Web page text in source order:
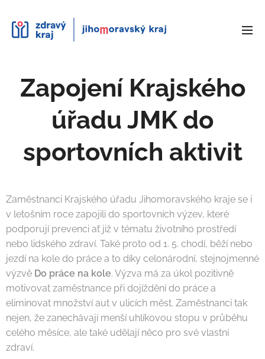
Zapojení Krajského
úřadu JMK do
sportovních aktivit
Zaměstnanci Krajského úřadu Jihomoravského kraje se i
v letošním roce zapojili do sportovních výzev, které
podporují prevenci ať již v tématu životního prostředí
nebo lidského zdraví. Také proto od 1. 5. chodí, běží nebo
jezdí na kole do práce a to díky celonárodní, stejnojmenné
výzvě Do práce na kole. Výzva má za úkol pozitivně
motivovat zaměstnance při dojíždění do práce a
eliminovat množství aut v ulicích měst. Zaměstnanci tak
nejen, že zanechávají menší uhlíkovou stopu v průběhu
celého měsíce, ale také udělají něco pro své vlastní
zdraví.